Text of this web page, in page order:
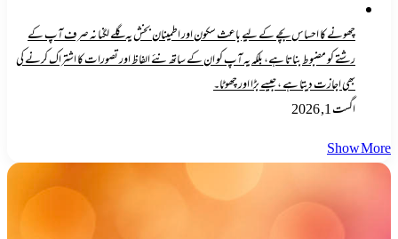
چھونے کا احساس بچے کے لیے باعث سکون اور اطمینان بخش یہ گلے لگنا نہ صرف آپ کے
رشتے کو مضبوط بناتا ہے، بلکہ یہ آپ کو ان کے ساتھ نئے الفاظ اور تصورات کا اشتراک کرنے کی
بھی اجازت دیتا ہے ، جیسے بڑا اور چھوٹا۔
اگست 1, 2026
Show More